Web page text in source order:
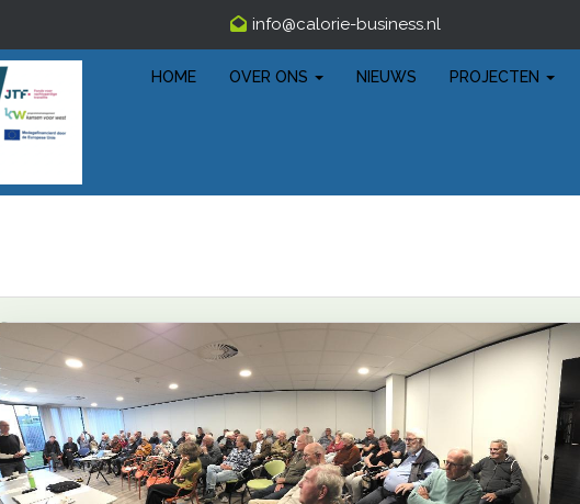
ofni@calorie-business.nl
HOME OVER ONS NIEUWS PROJECTEN